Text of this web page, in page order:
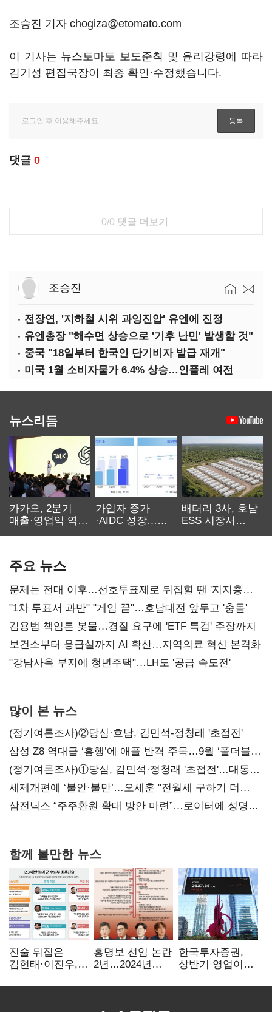
조승진 기자 chogiza@etomato.com
이 기사는 뉴스토마토 보도준칙 및 윤리강령에 따라
김기성 편집국장이 최종 확인·수정했습니다.
댓글 0
0/0 댓글 더보기
조승진
전장연, '지하철 시위 과잉진압' 유엔에 진정
유엔총장 "해수면 상승으로 '기후 난민' 발생할 것"
중국 "18일부터 한국인 단기비자 발급 재개"
미국 1월 소비자물가 6.4% 상승…인플레 여전
뉴스리듬
카카오, 2분기
매출·영업익 역대
가입자 증가
·AIDC 성장…
배터리 3사, 호남
ESS 시장서
주요 뉴스
문제는 전대 이후…선호투표제로 뒤집힐 땐 '지지층
불복'
"1차 투표서 과반" "게임 끝"…호남대전 앞두고 '충돌'
김용범 책임론 봇물…경질 요구에 'ETF 특검' 주장까지
보건소부터 응급실까지 AI 확산…지역의료 혁신 본격화
"강남사옥 부지에 청년주택"…LH도 '공급 속도전'
많이 본 뉴스
(정기여론조사)②당심·호남, 김민석-정청래 '초접전'
삼성 Z8 역대급 ‘흥행’에 애플 반격 주목…9월 ‘폴더블
대전’
(정기여론조사)①당심, 김민석·정청래 '초접전'…대통령
지지도 '50% 아래로'(종합)
세제개편에 ‘불안·불만’…오세훈 "전월세 구하기 더
힘들어질 것"
삼전닉스 “주주환원 확대 방안 마련”…로이터에 성명
함께 볼만한 뉴스
진술 뒤집은
김현태·이진우,
헌신"…법정서
홍명보 선임 논란
2년…2024년
압색까지
한국투자증권,
상반기 영업이익
전년비 89.1%↑